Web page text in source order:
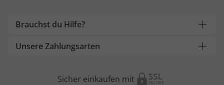
Brauchst du Hilfe?
Unsere Zahlungsarten
Sicher einkaufen mit